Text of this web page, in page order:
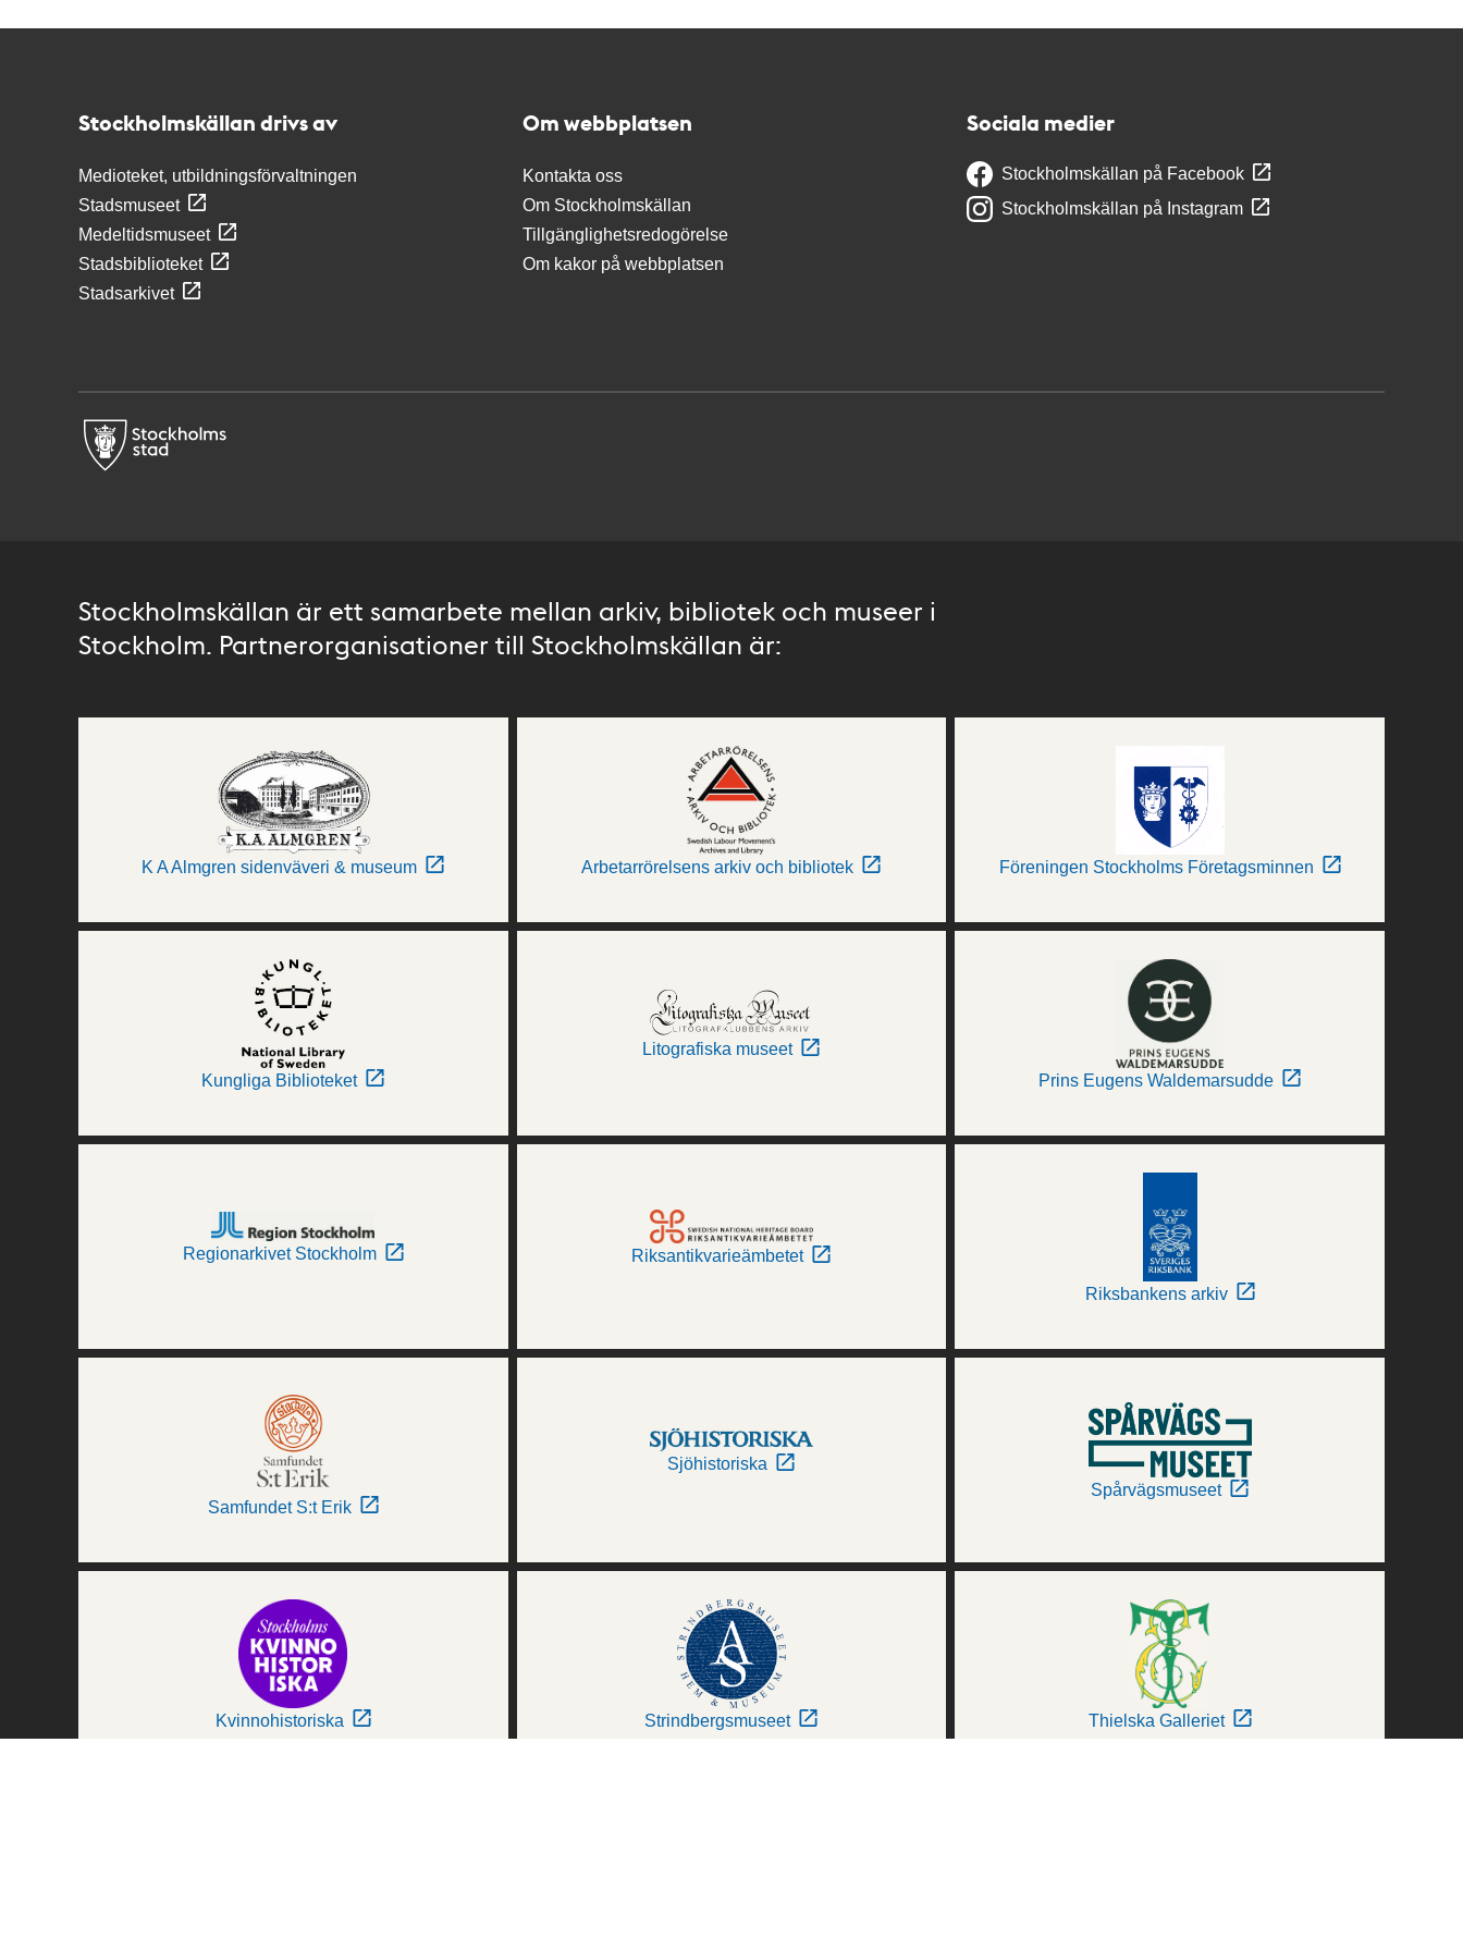
Stockholmskällan drivs av
Medioteket, utbildningsförvaltningen
Stadsmuseet
Medeltidsmuseet
Stadsbiblioteket
Stadsarkivet
Om webbplatsen
Kontakta oss
Om Stockholmskällan
Tillgänglighetsredogörelse
Om kakor på webbplatsen
Sociala medier
Stockholmskällan på Facebook
Stockholmskällan på Instagram
Stockholmskällan är ett samarbete mellan arkiv, bibliotek och museer i
Stockholm. Partnerorganisationer till Stockholmskällan är:
K A Almgren sidenväveri & museum Arbetarrörelsens arkiv och bibliotek Föreningen Stockholms Företagsminnen
Kungliga Biblioteket
Litografiska museet
Prins Eugens Waldemarsudde
Regionarkivet Stockholm Riksantikvarieämbetet
Riksbankens arkiv
Samfundet S:t Erik
Sjöhistoriska
Spårvägsmuseet
Kvinnohistoriska Strindbergsmuseet Thielska Galleriet